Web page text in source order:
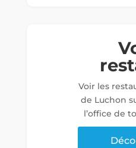
Voir les
de Luchon
l’office de